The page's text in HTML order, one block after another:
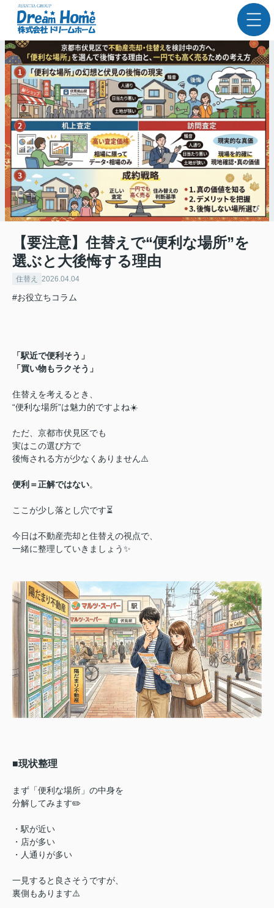
【要注意】住替えで“便利な場所”を
選ぶと大後悔する理由
住替え 2026.04.04
#お役立ちコラム
「駅近で便利そう」
「買い物もラクそう」
住替えを考えるとき、
“便利な場所”は魅力的ですよね☀️
ただ、京都市伏見区でも
実はこの選び方で
後悔される方が少なくありません⚠️
便利＝正解ではない。
ここが少し落とし穴です⏳
今日は不動産売却と住替えの視点で、
一緒に整理していきましょう✨
■現状整理
まず「便利な場所」の中身を
分解してみます✏️
・駅が近い
・店が多い
・人通りが多い
一見すると良さそうですが、
裏側もあります⚠️